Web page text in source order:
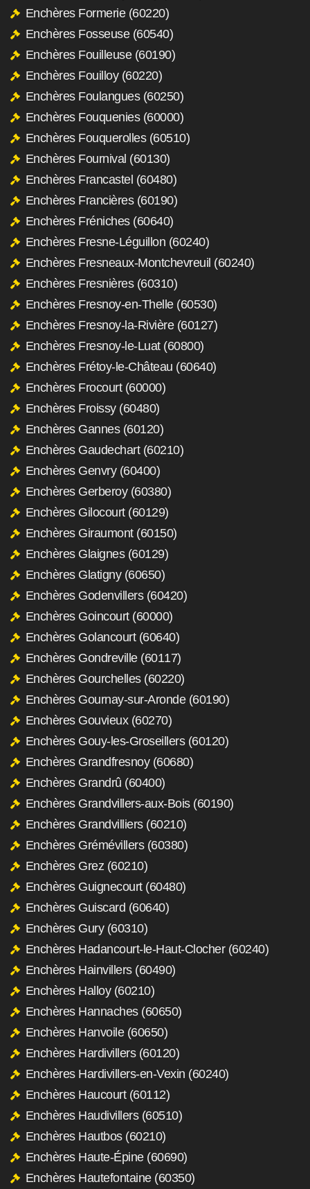
Enchères Formerie (60220)
Enchères Fosseuse (60540)
Enchères Fouilleuse (60190)
Enchères Fouilloy (60220)
Enchères Foulangues (60250)
Enchères Fouquenies (60000)
Enchères Fouquerolles (60510)
Enchères Fournival (60130)
Enchères Francastel (60480)
Enchères Francières (60190)
Enchères Fréniches (60640)
Enchères Fresne-Léguillon (60240)
Enchères Fresneaux-Montchevreuil (60240)
Enchères Fresnières (60310)
Enchères Fresnoy-en-Thelle (60530)
Enchères Fresnoy-la-Rivière (60127)
Enchères Fresnoy-le-Luat (60800)
Enchères Frétoy-le-Château (60640)
Enchères Frocourt (60000)
Enchères Froissy (60480)
Enchères Gannes (60120)
Enchères Gaudechart (60210)
Enchères Genvry (60400)
Enchères Gerberoy (60380)
Enchères Gilocourt (60129)
Enchères Giraumont (60150)
Enchères Glaignes (60129)
Enchères Glatigny (60650)
Enchères Godenvillers (60420)
Enchères Goincourt (60000)
Enchères Golancourt (60640)
Enchères Gondreville (60117)
Enchères Gourchelles (60220)
Enchères Gournay-sur-Aronde (60190)
Enchères Gouvieux (60270)
Enchères Gouy-les-Groseillers (60120)
Enchères Grandfresnoy (60680)
Enchères Grandrû (60400)
Enchères Grandvillers-aux-Bois (60190)
Enchères Grandvilliers (60210)
Enchères Grémévillers (60380)
Enchères Grez (60210)
Enchères Guignecourt (60480)
Enchères Guiscard (60640)
Enchères Gury (60310)
Enchères Hadancourt-le-Haut-Clocher (60240)
Enchères Hainvillers (60490)
Enchères Halloy (60210)
Enchères Hannaches (60650)
Enchères Hanvoile (60650)
Enchères Hardivillers (60120)
Enchères Hardivillers-en-Vexin (60240)
Enchères Haucourt (60112)
Enchères Haudivillers (60510)
Enchères Hautbos (60210)
Enchères Haute-Épine (60690)
Enchères Hautefontaine (60350)